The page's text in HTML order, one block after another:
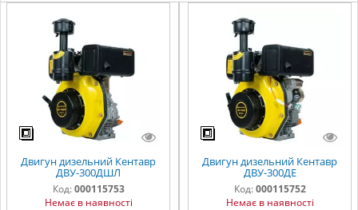
Двигун дизельний Кентавр
ДВУ-300ДШЛ
Код: 000115753
Немає в наявності
Двигун дизельний Кентавр
ДВУ-300ДЕ
Код: 000115752
Немає в наявності